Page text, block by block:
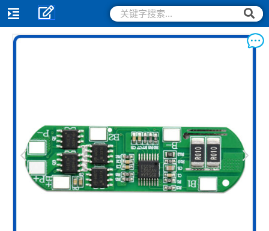
跳
至
搜
索
搜
索